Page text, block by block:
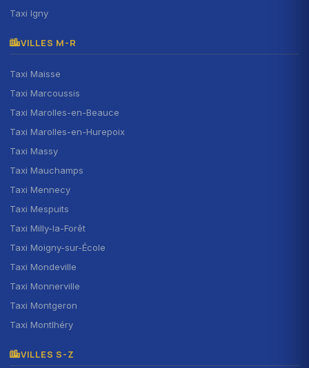
Taxi Igny
VILLES M-R
Taxi Maisse
Taxi Marcoussis
Taxi Marolles-en-Beauce
Taxi Marolles-en-Hurepoix
Taxi Massy
Taxi Mauchamps
Taxi Mennecy
Taxi Mespuits
Taxi Milly-la-Forêt
Taxi Moigny-sur-École
Taxi Mondeville
Taxi Monnerville
Taxi Montgeron
Taxi Montlhéry
VILLES S-Z